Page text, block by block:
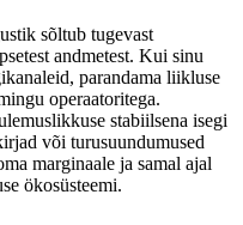
sõltub tugevast
andmetest. Kui sinu
parandama liikluse
operaatoritega.
stabiilsena isegi
või turusuundumused
marginaale ja samal ajal
ökosüsteemi.